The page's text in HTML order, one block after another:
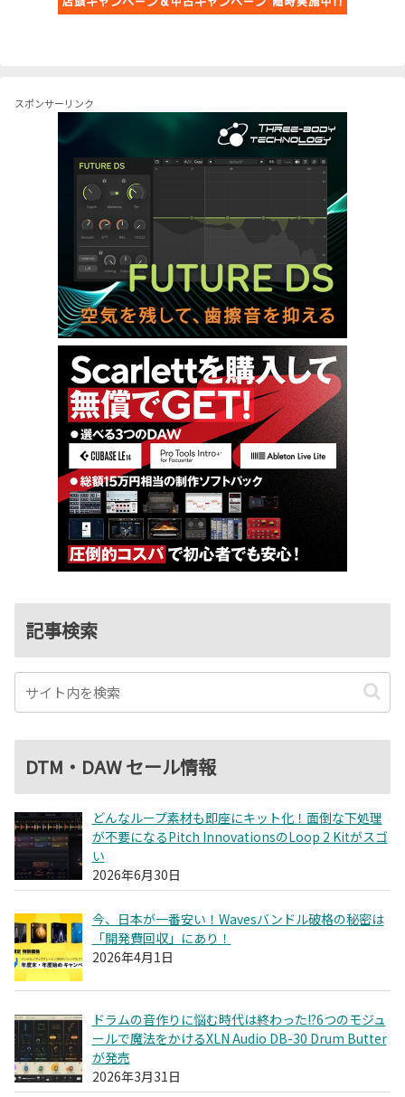
スポンサーリンク
記事検索
DTM・DAW セール情報
どんなループ素材も即座にキット化！面倒な下処理
が不要になるPitch InnovationsのLoop 2 Kitがスゴ
い
2026年6月30日
今、日本が一番安い！Wavesバンドル破格の秘密は
「開発費回収」にあり！
2026年4月1日
ドラムの音作りに悩む時代は終わった!?6つのモジュ
ールで魔法をかけるXLN Audio DB-30 Drum Butter
が発売
2026年3月31日